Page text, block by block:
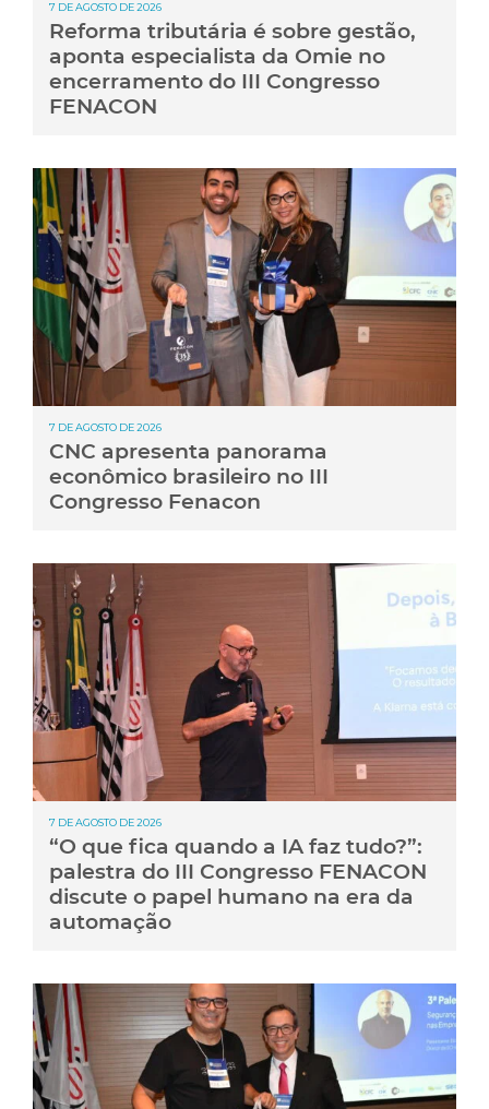
7 DE AGOSTO DE 2026
Reforma tributária é sobre gestão,
aponta especialista da Omie no
encerramento do III Congresso
FENACON
7 DE AGOSTO DE 2026
CNC apresenta panorama
econômico brasileiro no III
Congresso Fenacon
7 DE AGOSTO DE 2026
“O que fica quando a IA faz tudo?”:
palestra do III Congresso FENACON
discute o papel humano na era da
automação